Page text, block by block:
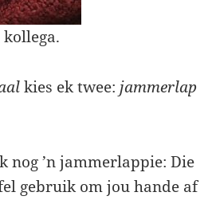
kies ek twee: jammerlap
’n jammerlappie: Die
gebruik om jou hande af